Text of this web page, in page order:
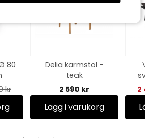
80
kr
Delia karmstol -
teak
2 590 kr
Lägg i varukorg
2